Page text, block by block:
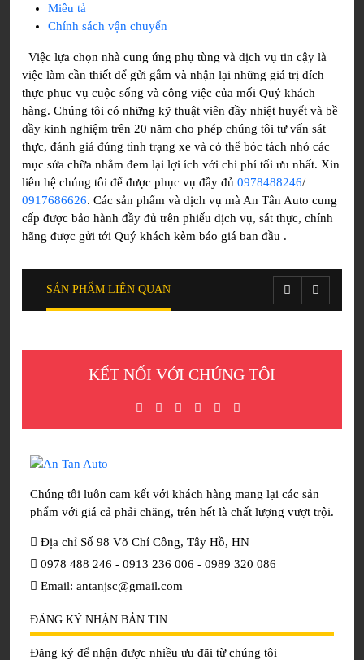
Miêu tả
Chính sách vận chuyển
Việc lựa chọn nhà cung ứng phụ tùng và dịch vụ tin cậy là
việc làm cần thiết để gửi gắm và nhận lại những giá trị đích
thực phục vụ cuộc sống và công việc của mối Quý khách
hàng. Chúng tôi có những kỹ thuật viên đầy nhiệt huyết và bề
dầy kinh nghiệm trên 20 năm cho phép chúng tôi tư vấn sát
thực, đánh giá đúng tình trạng xe và có thể bóc tách nhỏ các
mục sửa chữa nhằm đem lại lợi ích với chi phí tối ưu nhất. Xin
liên hệ chúng tôi để được phục vụ đầy đủ 0978488246/
0917686626. Các sản phẩm và dịch vụ mà An Tân Auto cung
cấp được bảo hành đầy đủ trên phiếu dịch vụ, sát thực, chính
hãng được gửi tới Quý khách kèm báo giá ban đầu .
SẢN PHẨM LIÊN QUAN
KẾT NỐI VỚI CHÚNG TÔI
Chúng tôi luôn cam kết với khách hàng mang lại các sản
phẩm với giá cả phải chăng, trên hết là chất lượng vượt trội.
Địa chỉ Số 98 Võ Chí Công, Tây Hồ, HN
0978 488 246 - 0913 236 006 - 0989 320 086
Email: antanjsc@gmail.com
ĐĂNG KÝ NHẬN BẢN TIN
Đăng ký để nhận được nhiều ưu đãi từ chúng tôi